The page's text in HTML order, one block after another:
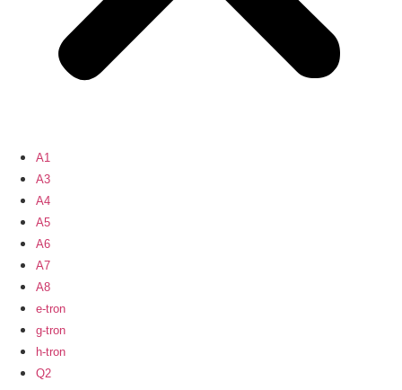
A1
A3
A4
A5
A6
A7
A8
e-tron
g-tron
h-tron
Q2